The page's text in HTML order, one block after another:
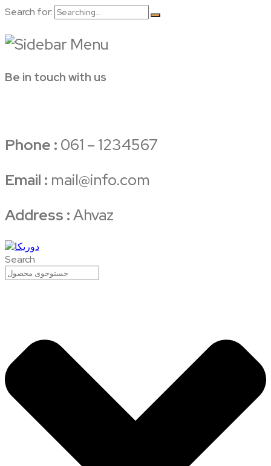
Search for:
Be in touch with us
Phone : 061 – 1234567
Email : mail@info.com
Address :Ahvaz
Search